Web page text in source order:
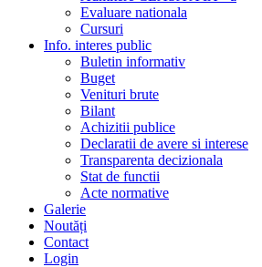
Evaluare nationala
Cursuri
Info. interes public
Buletin informativ
Buget
Venituri brute
Bilant
Achizitii publice
Declaratii de avere si interese
Transparenta decizionala
Stat de functii
Acte normative
Galerie
Noutăți
Contact
Login